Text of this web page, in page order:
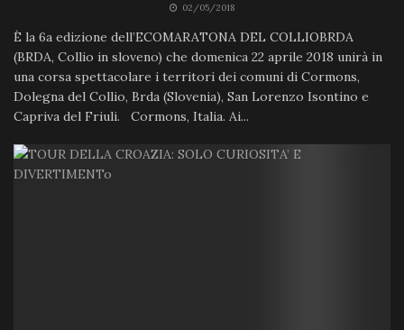
02/05/2018
È la 6a edizione dell’ECOMARATONA DEL COLLIOBRDA
(BRDA, Collio in sloveno) che domenica 22 aprile 2018 unirà in
una corsa spettacolare i territori dei comuni di Cormons,
Dolegna del Collio, Brda (Slovenia), San Lorenzo Isontino e
Capriva del Friuli. Cormons, Italia. Ai...